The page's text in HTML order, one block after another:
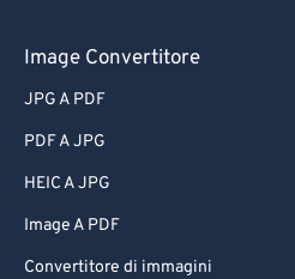
Image Convertitore
JPG A PDF
PDF A JPG
HEIC A JPG
Image A PDF
Convertitore di immagini